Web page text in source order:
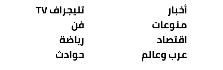
أخبار
منوعات
اقتصاد
عرب وعالم
تليجراف TV
فن
رياضة
حوادث